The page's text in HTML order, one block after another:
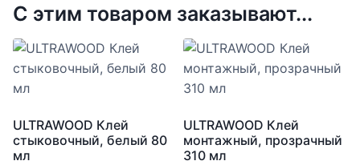
С этим товаром заказывают...
ULTRAWOOD Клей
стыковочный, белый 80
мл
ULTRAWOOD Клей
монтажный, прозрачный
310 мл